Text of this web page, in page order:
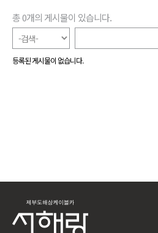
총0개의 게시물이 있습니다.
등록된 게시물이 없습니다.